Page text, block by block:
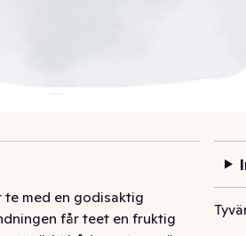
med en godisaktig
får teet en fruktig